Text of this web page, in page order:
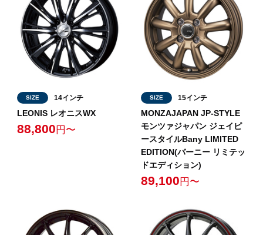
SIZE 14インチ
LEONIS レオニスWX
88,800 円〜
SIZE 15インチ
MONZAJAPAN JP-STYLE
モンツァジャパン ジェイピ
ースタイルBany LIMITED
EDITION(バーニー リミテッ
ドエディション)
89,100 円〜